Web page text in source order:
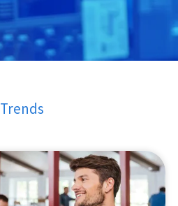
Trends